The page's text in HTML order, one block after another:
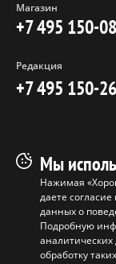
Магазин
+7 495 150-
Редакция
+7 495 150-
Пользовательское
Политика
Программа
Условия продажи
Мы
Нажимая
даете
данных о
Подробную
обработку